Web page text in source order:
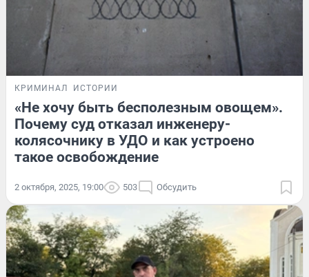
КРИМИНАЛ ИСТОРИИ
«Не хочу быть бесполезным овощем».
Почему суд отказал инженеру-
колясочнику в УДО и как устроено
такое освобождение
2 октября, 2025, 19:00 503 Обсудить